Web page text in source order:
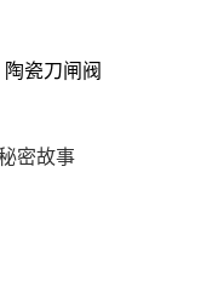
陶瓷刀闸阀
密故事